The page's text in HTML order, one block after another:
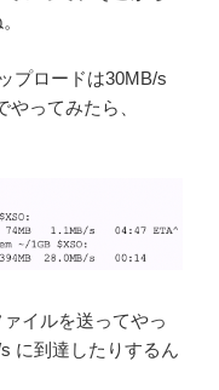
プロードは30MB/s
ってみたら、
イルを送ってやっ
に到達したりするん